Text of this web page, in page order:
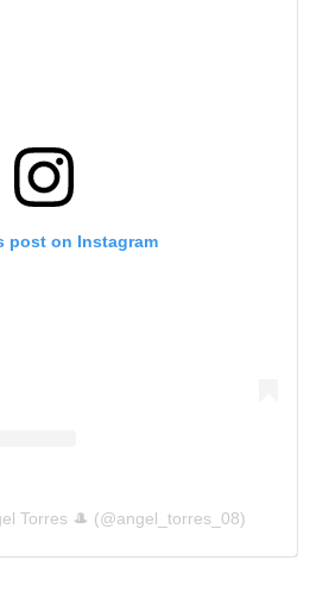
post on Instagram
Torres 🎩 (@angel_torres_08)